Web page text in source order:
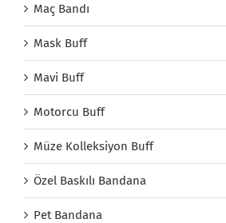
Maç Bandı
Mask Buff
Mavi Buff
Motorcu Buff
Müze Kolleksiyon Buff
Özel Baskılı Bandana
Pet Bandana